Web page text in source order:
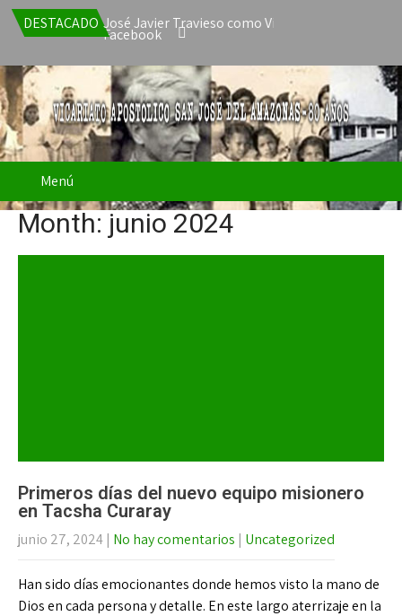
DESTACADO
de Mons. José Javier Travieso como Vicario Apostólico de San
Facebook
Menú
Month: junio 2024
Primeros días del nuevo equipo misionero
en Tacsha Curaray
junio 27, 2024 | No hay comentarios | Uncategorized
Han sido días emocionantes donde hemos visto la mano de
Dios en cada persona y detalle. En este largo aterrizaje en la